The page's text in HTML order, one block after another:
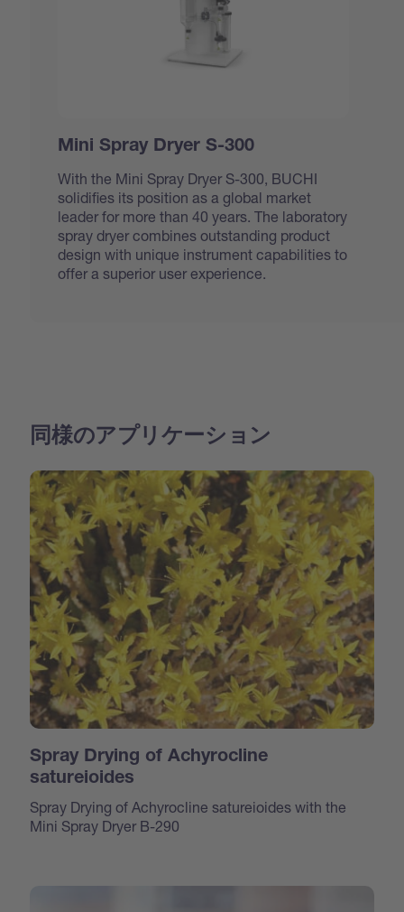
Mini Spray Dryer S-300
With the Mini Spray Dryer S-300, BUCHI
solidifies its position as a global market
leader for more than 40 years. The laboratory
spray dryer combines outstanding product
design with unique instrument capabilities to
offer a superior user experience.
同様のアプリケーション
Spray Drying of Achyrocline
satureioides
Spray Drying of Achyrocline satureioides with the
Mini Spray Dryer B-290